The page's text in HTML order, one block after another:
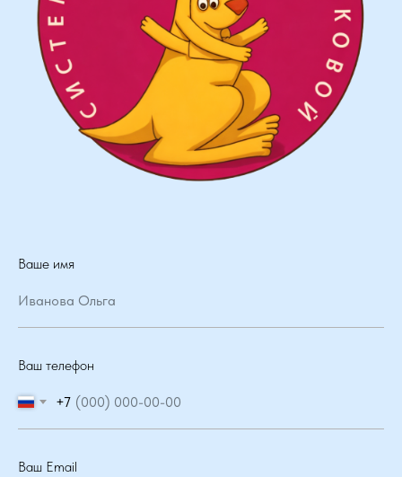
Ваше имя
Иванова Ольга
Ваш телефон
+7
Ваш Email